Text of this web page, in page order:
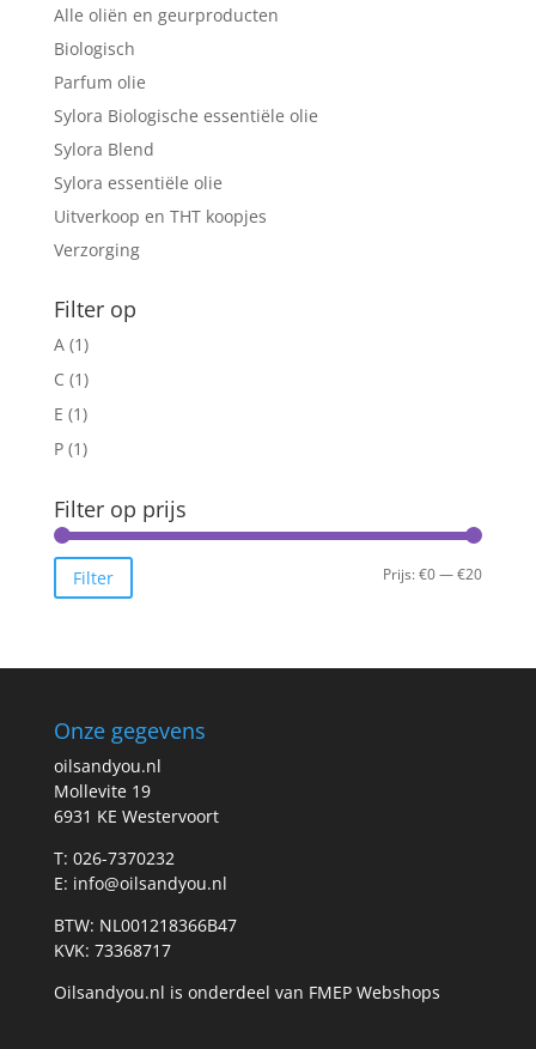
Alle oliën en geurproducten
Biologisch
Parfum olie
Sylora Biologische essentiële olie
Sylora Blend
Sylora essentiële olie
Uitverkoop en THT koopjes
Verzorging
Filter op
A (1)
C (1)
E (1)
P (1)
Filter op prijs
Min.
Max.
Filter Prijs:€0—€20
Onze gegevens
oilsandyou.nl
Mollevite 19
6931 KE Westervoort
T: 026-7370232
E: info@oilsandyou.nl
BTW: NL001218366B47
KVK: 73368717
Oilsandyou.nl is onderdeel van FMEP Webshops